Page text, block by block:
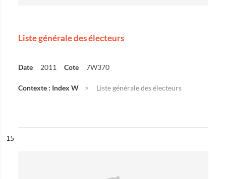
Liste générale des électeurs
Date 2011 Cote 7W370
Contexte : Index W Liste générale des électeurs
n°
15